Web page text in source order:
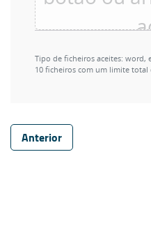
Tipo de ficheiros aceites:
10 ficheiros com um limite total